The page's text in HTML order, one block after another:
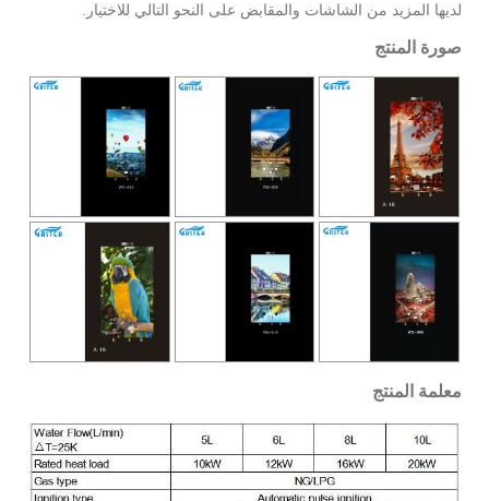
لديها المزيد من الشاشات والمقابض على النحو التالي للاختيار.
صورة المنتج
معلمة المنتج